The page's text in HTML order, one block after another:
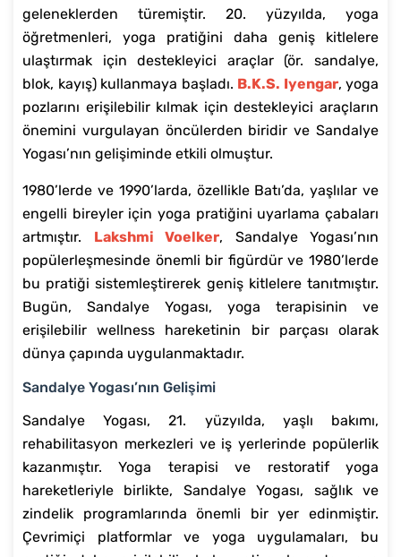
geleneklerden türemiştir. 20. yüzyılda, yoga
öğretmenleri, yoga pratiğini daha geniş kitlelere
ulaştırmak için destekleyici araçlar (ör. sandalye,
blok, kayış) kullanmaya başladı. B.K.S. Iyengar, yoga
pozlarını erişilebilir kılmak için destekleyici araçların
önemini vurgulayan öncülerden biridir ve Sandalye
Yogası’nın gelişiminde etkili olmuştur.
1980’lerde ve 1990’larda, özellikle Batı’da, yaşlılar ve
engelli bireyler için yoga pratiğini uyarlama çabaları
artmıştır. Lakshmi Voelker, Sandalye Yogası’nın
popülerleşmesinde önemli bir figürdür ve 1980’lerde
bu pratiği sistemleştirerek geniş kitlelere tanıtmıştır.
Bugün, Sandalye Yogası, yoga terapisinin ve
erişilebilir wellness hareketinin bir parçası olarak
dünya çapında uygulanmaktadır.
Sandalye Yogası’nın Gelişimi
Sandalye Yogası, 21. yüzyılda, yaşlı bakımı,
rehabilitasyon merkezleri ve iş yerlerinde popülerlik
kazanmıştır. Yoga terapisi ve restoratif yoga
hareketleriyle birlikte, Sandalye Yogası, sağlık ve
zindelik programlarında önemli bir yer edinmiştir.
Çevrimiçi platformlar ve yoga uygulamaları, bu